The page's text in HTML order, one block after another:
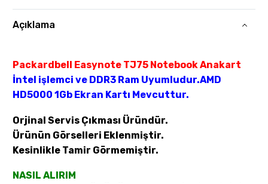
Açıklama
Packardbell Easynote TJ75 Notebook Anakart
İntel işlemci ve DDR3 Ram Uyumludur.AMD
HD5000 1Gb Ekran Kartı Mevcuttur.
Orjinal Servis Çıkması Üründür.
Ürünün Görselleri Eklenmiştir.
Kesinlikle Tamir Görmemiştir.
NASIL ALIRIM